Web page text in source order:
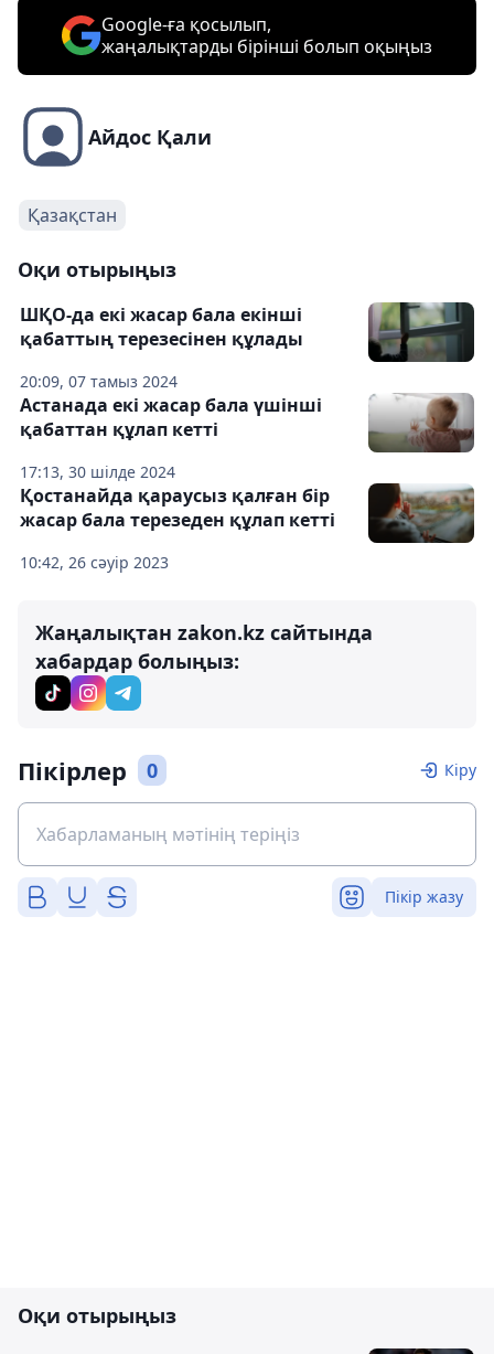
Google-ға қосылып,
жаңалықтарды бірінші болып оқыңыз
Айдос Қали
Қазақстан
Оқи отырыңыз
20:09, 07 тамыз 2024
ШҚО-да екі жасар бала екінші
қабаттың терезесінен құлады
17:13, 30 шілде 2024
Астанада екі жасар бала үшінші
қабаттан құлап кетті
10:42, 26 сәуір 2023
Қостанайда қараусыз қалған бір
жасар бала терезеден құлап кетті
Жаңалықтан zakon.kz сайтында
хабардар болыңыз:
Пікірлер 0 Кіру
Пікір жазу
Оқи отырыңыз